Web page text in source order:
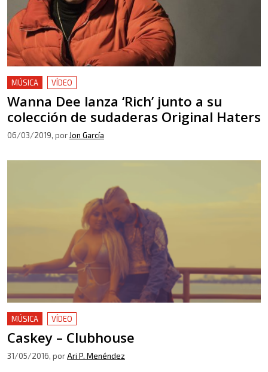
MÚSICA VÍDEO
Wanna Dee lanza ‘Rich’ junto a su
colección de sudaderas Original Haters
06/03/2019, por Jon García
MÚSICA VÍDEO
Caskey – Clubhouse
31/05/2016, porAri P. Menéndez